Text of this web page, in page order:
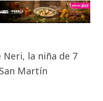
la niña de 7
Martín